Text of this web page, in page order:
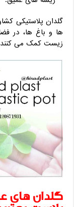
گلدان پلاستیکی
ها و باغ ها، در
زیست کمک می کنند
گلدان های